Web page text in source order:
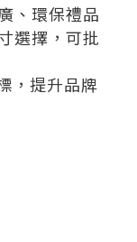
、環保禮品
選擇，可批
，提升品牌